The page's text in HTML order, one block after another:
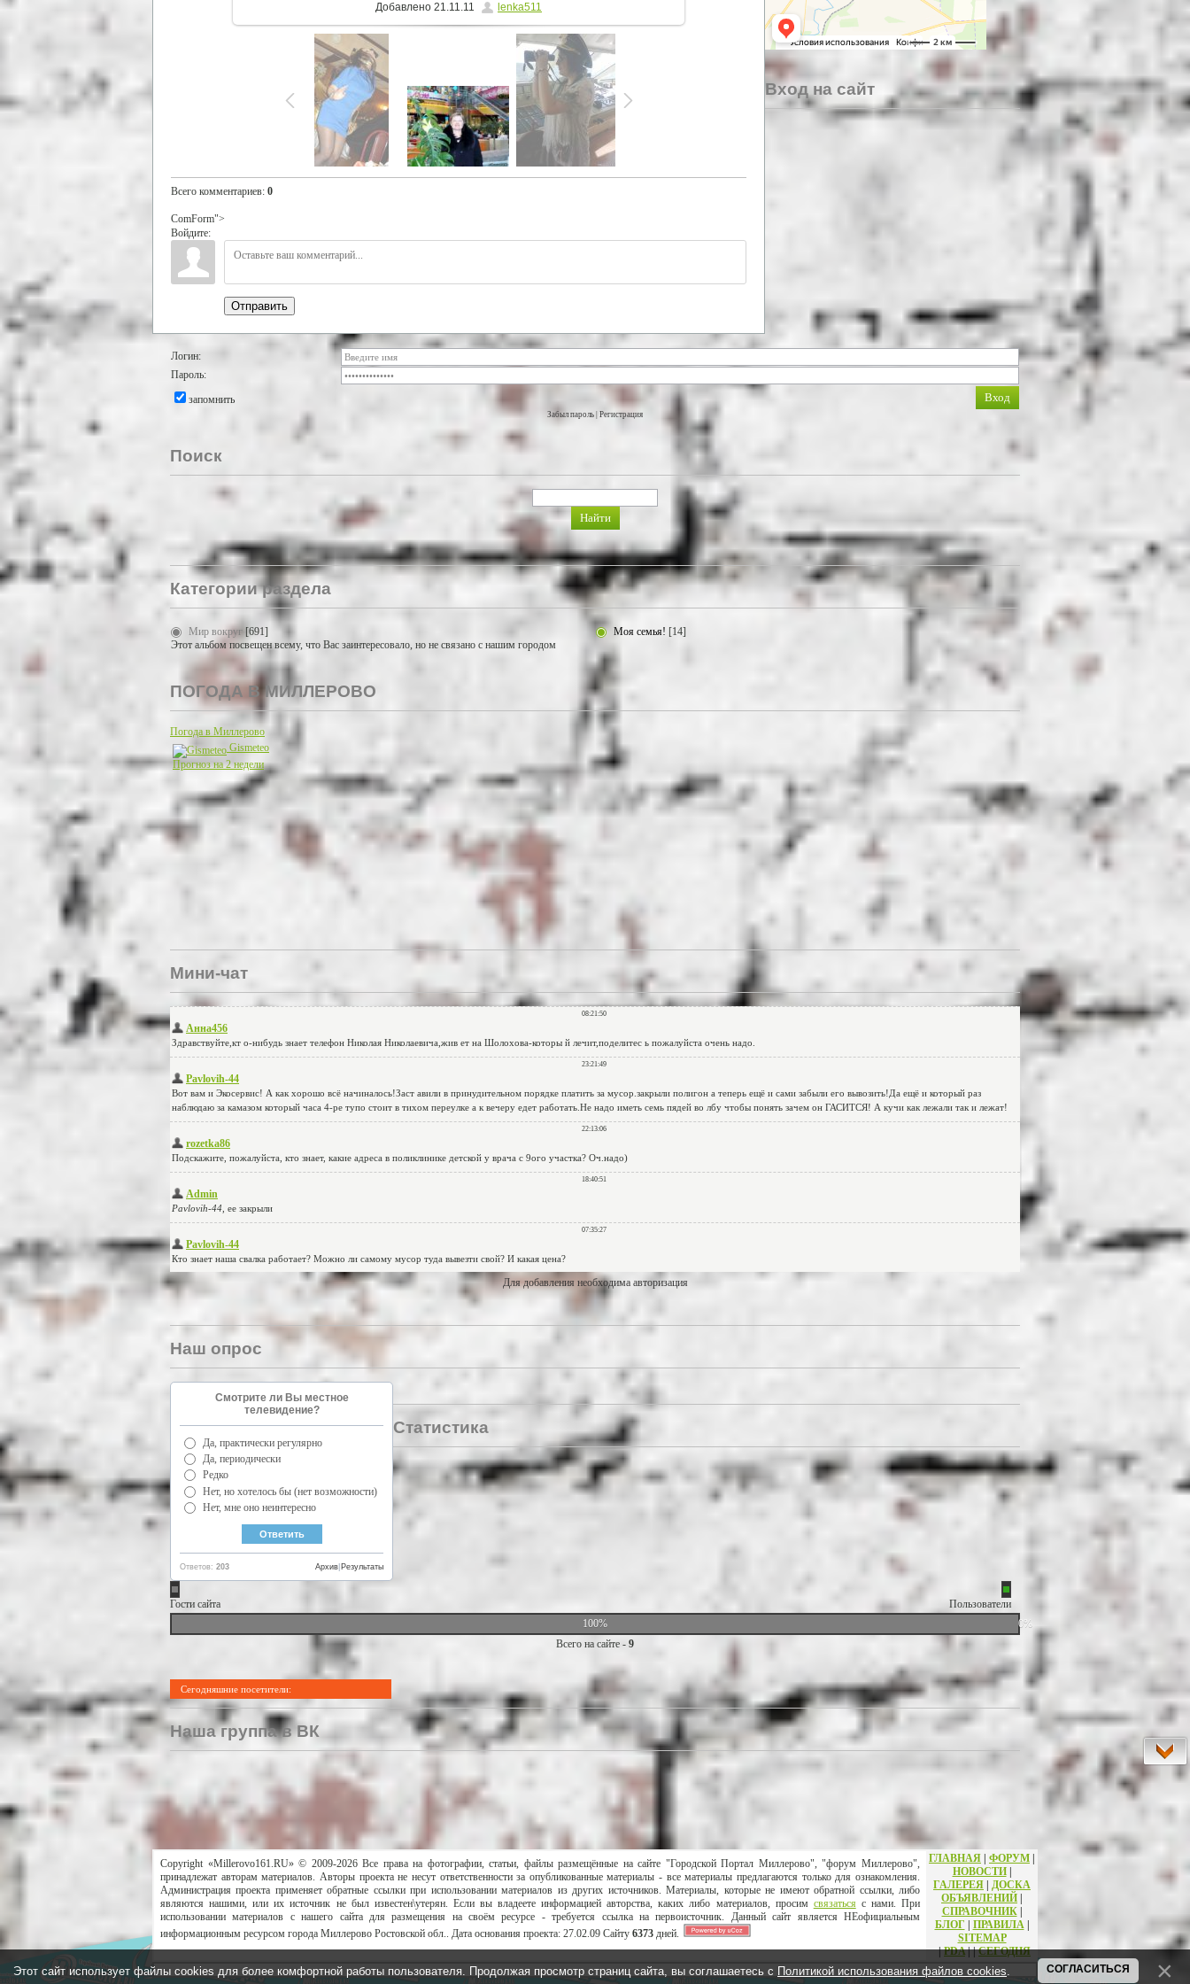
Добавлено 21.11.11 lenka511
Всего комментариев: 0
ComForm">
Войдите:
Отправить
Вход на сайт
Логин:
Пароль:
запомнить
Забыл пароль Регистрация
Поиск
Категории раздела
Мир вокруг [691]
Этот альбом посвещен всему, что Вас заинтересовало, но не связано с нашим городом
Моя семья! [14]
ПОГОДА В МИЛЛЕРОВО
Погода в Миллерово
Gismeteo
Прогноз на 2 недели
Мини-чат
Для добавления необходима авторизация
Наш опрос
Смотрите ли Вы местное
телевидение?
Да, практически регулярно
Да, периодически
Редко
Нет, но хотелось бы (нет возможности)
Нет, мне оно неинтересно
Ответов: 203 Результаты
Архив
Статистика
Гости сайта
Пользователи
100%
0%
Всего на сайте - 9
Сегодняшние посетители:
Наша группа в ВК
Copyright «Millerovo161.RU» © 2009-2026 Все права на фотографии, статьи, файлы размещённые на сайте "Городской Портал Миллерово", "форум Миллерово",
принадлежат авторам материалов. Авторы проекта не несут ответственности за опубликованные материалы - все материалы предлагаются только для ознакомления.
Администрация проекта применяет обратные ссылки при использовании материалов из других источников. Материалы, которые не имеют обратной ссылки, либо
являются нашими, или их источник не был известен\утерян. Если вы владеете информацией авторства, каких либо материалов, просим связатьсяс нами. При
использовании материалов с нашего сайта для размещения на своём ресурсе - требуется ссылка на первоисточник. Данный сайт является НЕофициальным
информационным ресурсом города Миллерово Ростовской обл.. Дата основания проекта: 27.02.09 Сайту 6373 дней.
ГЛАВНАЯ | ФОРУМ |
НОВОСТИ|
ГАЛЕРЕЯ | ДОСКА
ОБЪЯВЛЕНИЙ |
СПРАВОЧНИК|
БЛОГ | ПРАВИЛА|
SITEMAP
|PDA||СЕГОДНЯ
Этот сайт использует файлы cookies для более комфортной работы пользователя. Продолжая просмотр страниц сайта, вы соглашаетесь с Политикой использования файлов cookies СОГЛАСИТЬСЯ